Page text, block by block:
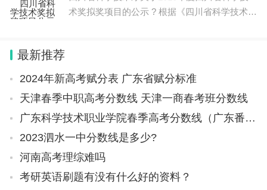
术奖拟奖项目的公示 ? 根据《四川省科学技术奖
最新推荐
2024年新高考赋分表 广东省赋分标准
天津春季中职高考分数线 天津一商春考班分数线
广东科学技术职业学院春季高考分数线（广东番禺职业技术学院春季高考录取线）
2023泗水一中分数线是多少?
河南高考理综难吗
考研英语刷题有没有什么好的资料？